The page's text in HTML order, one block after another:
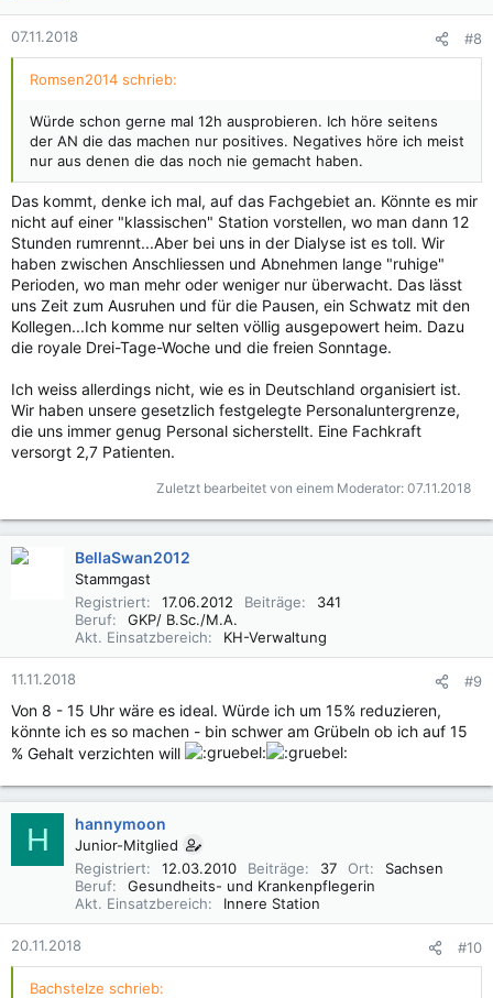
o
n
07.11.2018 #8
Romsen2014 schrieb:
Würde schon gerne mal 12h ausprobieren. Ich höre seitens
der AN die das machen nur positives. Negatives höre ich meist
nur aus denen die das noch nie gemacht haben.
Das kommt, denke ich mal, auf das Fachgebiet an. Könnte es mir
nicht auf einer "klassischen" Station vorstellen, wo man dann 12
Stunden rumrennt...Aber bei uns in der Dialyse ist es toll. Wir
haben zwischen Anschliessen und Abnehmen lange "ruhige"
Perioden, wo man mehr oder weniger nur überwacht. Das lässt
uns Zeit zum Ausruhen und für die Pausen, ein Schwatz mit den
Kollegen...Ich komme nur selten völlig ausgepowert heim. Dazu
die royale Drei-Tage-Woche und die freien Sonntage.
Ich weiss allerdings nicht, wie es in Deutschland organisiert ist.
Wir haben unsere gesetzlich festgelegte Personaluntergrenze,
die uns immer genug Personal sicherstellt. Eine Fachkraft
versorgt 2,7 Patienten.
Zuletzt bearbeitet von einem Moderator: 07.11.2018
BellaSwan2012
Stammgast
Registriert
17.06.2012 Beiträge
341
Beruf
GKP/ B.Sc./M.A.
Akt. Einsatzbereich
KH-Verwaltung
11.11.2018 #9
Von 8 - 15 Uhr wäre es ideal. Würde ich um 15% reduzieren,
könnte ich es so machen - bin schwer am Grübeln ob ich auf 15
% Gehalt verzichten will
H hannymoon
Junior-Mitglied
Registriert
12.03.2010 Beiträge 37 Ort
Sachsen
Beruf
Gesundheits- und Krankenpflegerin
Akt. Einsatzbereich
Innere Station
20.11.2018 #10
Bachstelze schrieb: